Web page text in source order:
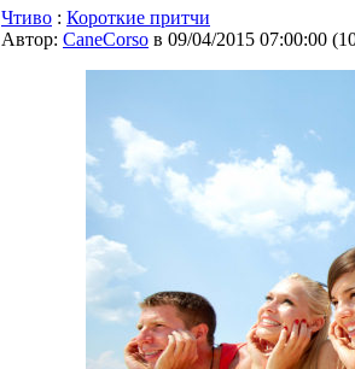
Чтиво : Короткие притчи
Автор: CaneCorso в 09/04/2015 07:00:00 (